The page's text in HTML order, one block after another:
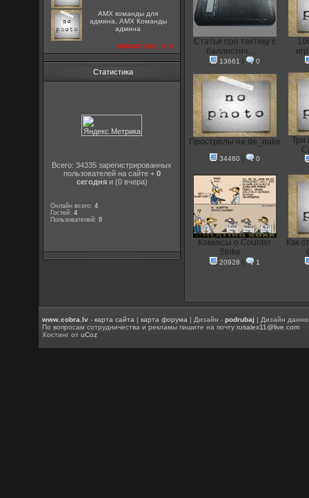
AMX команды для
админа, AMX Команды
админа
посмотреть все
Статистика
Всего: 34335 зарегистрированных
пользователей на сайте + 0
сегодняи (0 вчера)
Онлайн всего:4
Гостей:4
Пользователей:0
Статья про тактику с
баллистич...
13661 | 0
Прострелы на de_nuke
34460 | 0
Три
Комиксы о Counter
Strike
20928 | 1
Как
www.cobra.lv -карта сайта |карта форума | Дизайн -podrubaj | Дизайн
По вопросам сотрудничества и рекламы пишите на почтуrusalex11@live.com
Хостинг отuCoz